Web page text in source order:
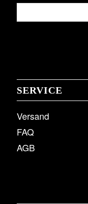
SERVICE
Versand
FAQ
AGB